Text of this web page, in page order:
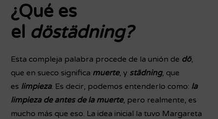
¿Qué es
el döstädning?
Esta compleja palabra procede de la unión de dö,
que en sueco significa muerte, y städning, que
es limpieza. Es decir, podemos entenderlo como: la
limpieza de antes de la muerte, pero realmente, es
mucho más que eso. La idea inicial la tuvo Margareta